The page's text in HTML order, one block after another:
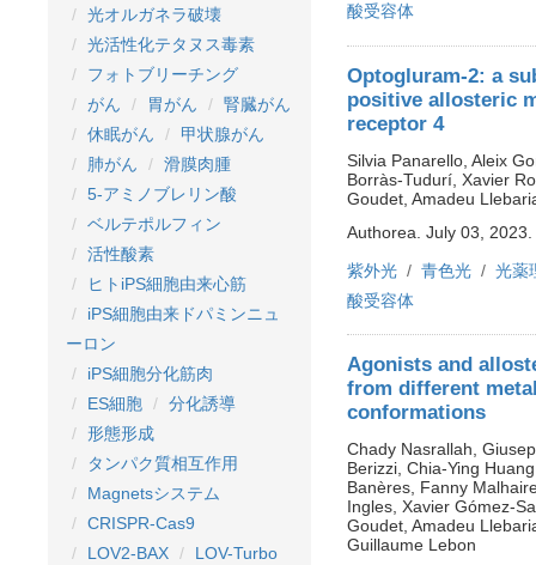
光オルガネラ破壊
光活性化テタヌス毒素
フォトブリーチング
がん
胃がん
腎臓がん
休眠がん
甲状腺がん
肺がん
滑膜肉腫
5-アミノブレリン酸
ベルテポルフィン
活性酸素
ヒトiPS細胞由来心筋
iPS細胞由来ドパミンニュ
ーロン
iPS細胞分化筋肉
ES細胞
分化誘導
形態形成
タンパク質相互作用
Magnetsシステム
CRISPR-Cas9
LOV2-BAX
LOV-Turbo
酸受容体
Optogluram-2: a
positive allosteric
receptor 4
Silvia Panarello, Aleix
Borràs-Tudurí, Xavier
Goudet, Amadeu
Authorea. July 03,
紫外光
青色光
光薬
酸受容体
Agonists and
from different
conformations
Chady Nasrallah,
Berizzi, Chia-Ying
Banères, Fanny
Ingles, Xavier Gómez-
Goudet, Amadeu
Guillaume Lebon